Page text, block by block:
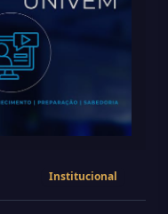
Institucional